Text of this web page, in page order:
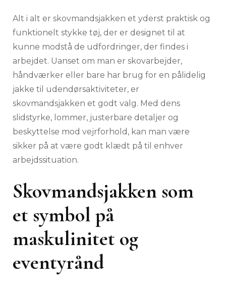
Alt i alt er skovmandsjakken et yderst praktisk og
funktionelt stykke tøj, der er designet til at
kunne modstå de udfordringer, der findes i
arbejdet. Uanset om man er skovarbejder,
håndværker eller bare har brug for en pålidelig
jakke til udendørsaktiviteter, er
skovmandsjakken et godt valg. Med dens
slidstyrke, lommer, justerbare detaljer og
beskyttelse mod vejrforhold, kan man være
sikker på at være godt klædt på til enhver
arbejdssituation.
Skovmandsjakken som
et symbol på
maskulinitet og
eventyrånd